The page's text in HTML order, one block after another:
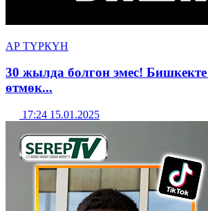
АР ТҮРКҮН
30 жылда болгон эмес!
өтмөк...
17:24 15.01.2025